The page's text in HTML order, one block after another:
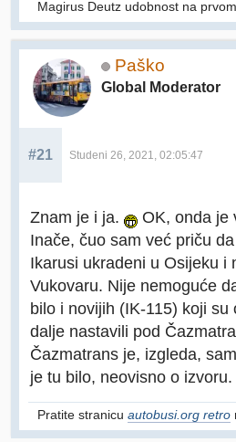
Magirus Deutz udobnost na
Paško
Global Moderator
#21 Studeni 26, 2021, 02:05:47
Znam je i ja.
OK, onda je
Inače, čuo sam već priču
Ikarusi ukradeni u Osijeku i
Vukovaru. Nije nemoguće
bilo i novijih (IK-115) koji su
dalje nastavili pod
Čazmatrans je, izgleda,
je tu bilo, neovisno o izvoru.
Pratite stranicu autobusi.org retro